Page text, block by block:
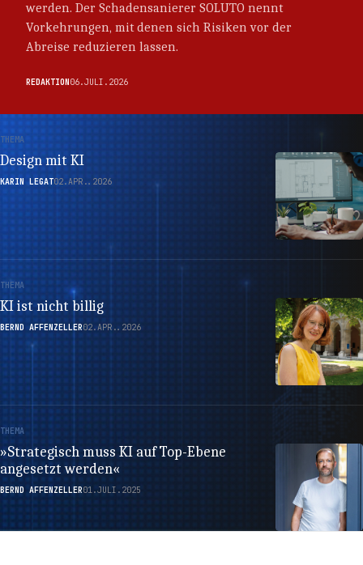
werden. Der Schadensanierer SOLUTO nennt
Vorkehrungen, mit denen sich Risiken vor der
Abreise reduzieren lassen.
REDAKTION 06.JULI.2026
THEMA
Design mit KI
KARIN LEGAT02.APR..2026
THEMA
KI ist nicht billig
BERND AFFENZELLER02.APR..2026
THEMA
»Strategisch muss KI auf Top-Ebene
angesetzt werden«
BERND AFFENZELLER01.JULI.2025